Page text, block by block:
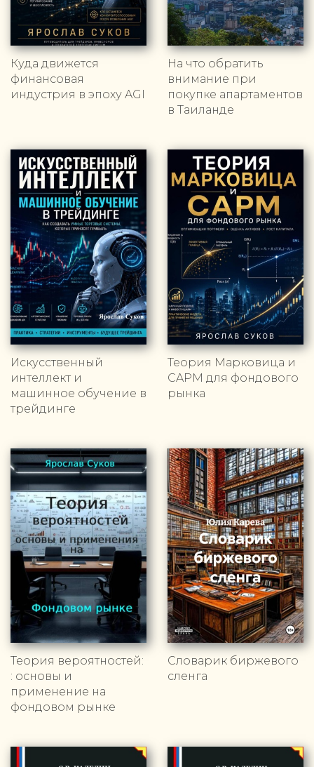
Куда движется
финансовая
индустрия в эпоху AGI
На что обратить
внимание при
покупке апартаментов
в Таиланде
Искусственный
интеллект и
машинное обучение в
трейдинге
Теория Марковица и
CAPM для фондового
рынка
Теория вероятностей:
: основы и
применение на
фондовом рынке
Словарик биржевого
сленга